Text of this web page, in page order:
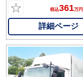
☆ 税込361万円
詳細ページ